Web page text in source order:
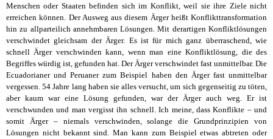
Menschen oder Staaten befinden sich im Konflikt, weil sie ihre Ziele nicht
erreichen können. Der Ausweg aus diesem Ärger heißt Konflikttransformation
hin zu allparteilich annehmbaren Lösungen. Mit derartigen Konfliktlösungen
verschwindet gleichsam der Ärger. Es ist für mich ganz überraschend, wie
schnell Ärger verschwinden kann, wenn man eine Konfliktlösung, die des
Begriffes würdig ist, gefunden hat. Der Ärger verschwindet fast unmittelbar. Die
Ecuadorianer und Peruaner zum Beispiel haben den Ärger fast unmittelbar
vergessen. 54 Jahre lang haben sie alles versucht, um sich gegenseitig zu töten,
aber kaum war eine Lösung gefunden, war der Ärger auch weg. Er ist
verschwunden und man vergisst ihn schnell. Ich meine, dass Konflikte – und
somit Ärger – niemals verschwinden, solange die Grundprinzipien von
Lösungen nicht bekannt sind. Man kann zum Beispiel etwas abtreten oder